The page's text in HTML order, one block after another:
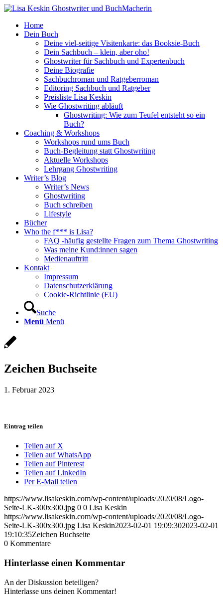
Home
Dein Buch
Deine viel-seitige Visitenkarte: das Booksie-Buch
Dein Sachbuch – klein, aber oho!
Ghostwriter für Sachbuch und Expertenbuch
Deine Biografie
Sachbuchroman und Ratgeberroman
Editoring Sachbuch und Ratgeber
Preisliste Lisa Keskin
Wie Ghostwriting abläuft
Ghostwriting: Wie zum Teufel entsteht so ein
Buch?
Coaching & Workshops
Workshops rund ums Buch
Buch-Begleitung statt Ghostwriting
Aktuelle Workshops
Lehrgang Ghostwriting
Writer’s Blog
Writer’s News
Ghostwriting
Buch schreiben
Lifestyle
Bücher
Who the f*** is Lisa?
FAQ -häufig gestellte Fragen zum Thema Ghostwriting
Was meine Kund:innen sagen
Medienauftritt
Kontakt
Impressum
Datenschutzerklärung
Cookie-Richtlinie (EU)
Suche
Menü Menü
Zeichen Buchseite
1. Februar 2023
Eintrag teilen
Teilen auf X
Teilen auf WhatsApp
Teilen auf Pinterest
Teilen auf LinkedIn
Per E-Mail teilen
https://www.lisakeskin.com/wp-content/uploads/2020/08/Logo-
Seite-LK-300x300.jpg 0 0 Lisa Keskin
https://www.lisakeskin.com/wp-content/uploads/2020/08/Logo-
Seite-LK-300x300.jpg Lisa Keskin2023-02-01 19:09:302023-02-01
19:10:35Zeichen Buchseite
0 Kommentare
Hinterlasse einen Kommentar
An der Diskussion beteiligen?
Hinterlasse uns deinen Kommentar!